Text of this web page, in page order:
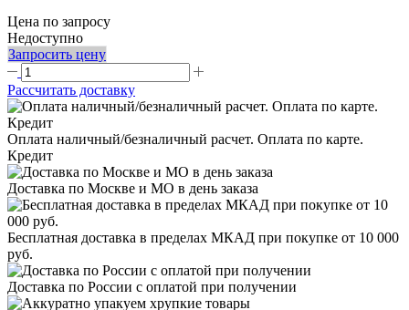
Цена по запросу
Недоступно
Запросить цену
Рассчитать доставку
Оплата наличный/безналичный расчет. Оплата по карте.
Кредит
Доставка по Москве и МО в день заказа
Бесплатная доставка в пределах МКАД при покупке от 10 000
руб.
Доставка по России с оплатой при получении